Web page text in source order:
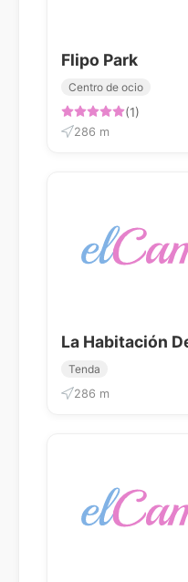
Flipo Park
Centro de ocio
(1)
286 m
La Habitación
Tenda
286 m